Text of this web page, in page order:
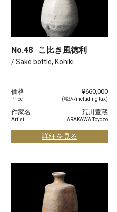
No.48 こ比き風徳利
/ Sake bottle, Kohiki
価格
Price
¥660,000
(税込/including tax)
作家名
Artist
荒川豊蔵
ARAKAWA Toyozo
詳細を見る